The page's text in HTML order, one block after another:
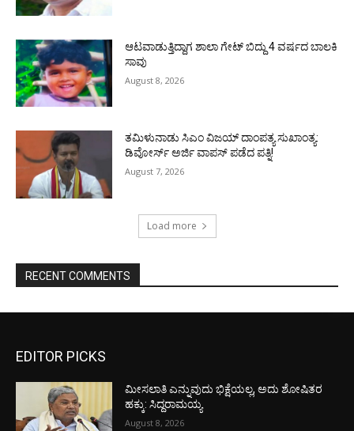
ಆಟವಾಡುತ್ತಿದ್ದಾಗ ಶಾಲಾ ಗೇಟ್‌ ಬಿದ್ದು 4 ವರ್ಷದ ಬಾಲಕಿ
ಸಾವು
August 8, 2026
ತಮಿಳುನಾಡು ಸಿಎಂ ವಿಜಯ್‌ ದಾಂಪತ್ಯ ಸುಖಾಂತ್ಯ:
ಡಿವೋರ್ಸ್‌ ಅರ್ಜಿ ವಾಪಸ್‌ ಪಡೆದ ಪತ್ನಿ!
August 7, 2026
Load more
RECENT COMMENTS
EDITOR PICKS
ಮೀಸಲಾತಿ ಎನ್ನುವುದು ಭಿಕ್ಷೆಯಲ್ಲ, ಅದು ಶೋಷಿತರ
ಹಕ್ಕು: ಸಿದ್ದರಾಮಯ್ಯ
August 8, 2026